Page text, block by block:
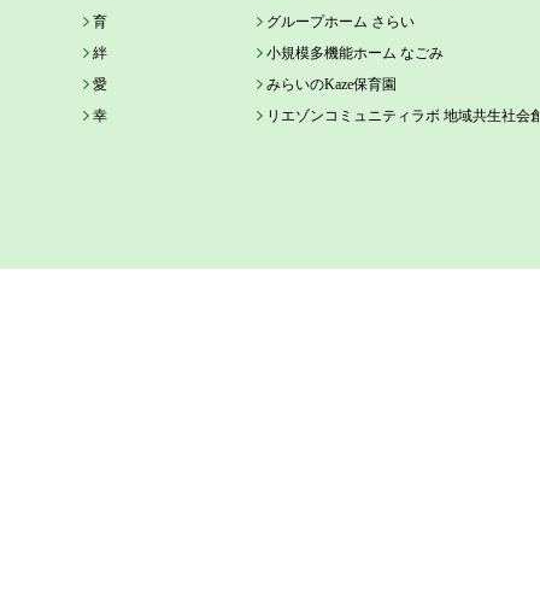
育
絆
愛
幸
グループホーム さらい
小規模多機能ホーム なごみ
みらいのKaze保育園
リエゾンコミュニティラボ 地域共生社会